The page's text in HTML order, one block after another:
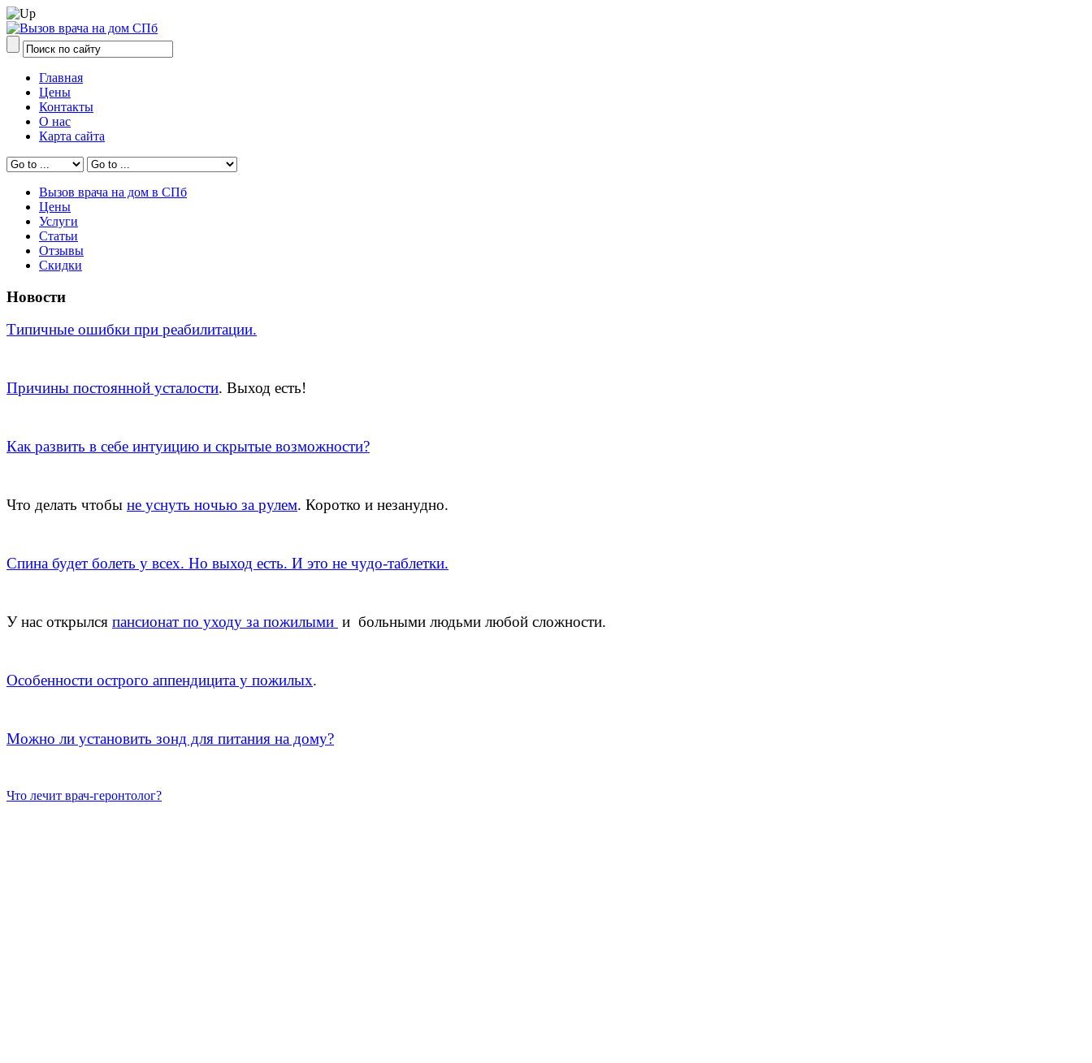
Главная
Цены
Контакты
О нас
Карта сайта
Вызов врача на дом в СПб
Цены
Услуги
Статьи
Отзывы
Скидки
Новости
Типичные ошибки при реабилитации.
Причины постоянной усталости. Выход есть!
Как развить в себе интуицию и скрытые возможности?
Что делать чтобы не уснуть ночью за рулем. Коротко и незанудно.
Спина будет болеть у всех. Но выход есть. И это не чудо-таблетки.
У нас открылся пансионат по уходу за пожилыми и больными людьми любой сложности.
Особенности острого аппендицита у пожилых.
Можно ли установить зонд для питания на дому?
Что лечит врач-геронтолог?